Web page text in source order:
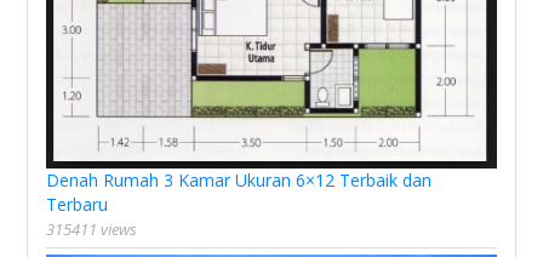
Denah Rumah 3 Kamar Ukuran 6×12 Terbaik dan
Terbaru
315411 views